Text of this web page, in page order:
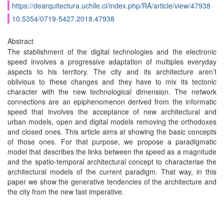
https://dearquitectura.uchile.cl/index.php/RA/article/view/47938
10.5354/0719-5427.2018.47938
Abstract
The stablishment of the digital technologies and the electronic
speed involves a progressive adaptation of multiples everyday
aspects to his territory. The city and its architecture aren’t
oblivious to these changes and they have to mix its tectonic
character with the new technological dimension. The network
connections are an epiphenomenon derived from the informatic
speed that involves the acceptance of new architectural and
urban models, open and digital models removing the orthodoxes
and closed ones. This article aims at showing the basic concepts
of those ones. For that purpose, we propose a paradigmatic
model that describes the links between the speed as a magnitude
and the spatio-temporal architectural concept to characterise the
architectural models of the current paradigm. That way, in this
paper we show the generative tendencies of the architecture and
the city from the new fast imperative.